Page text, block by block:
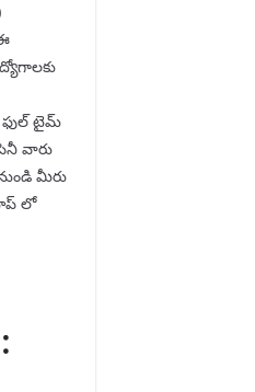
ఫుల్ టైమ్
వారు
మీరు
లో